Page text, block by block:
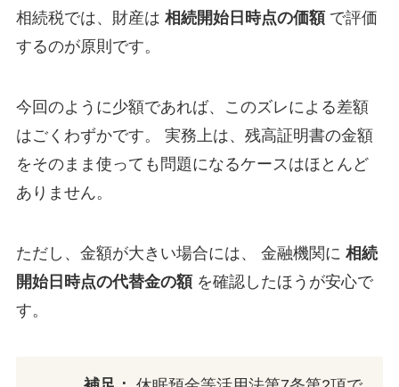
相続税では、財産は 相続開始日時点の価額で評価
するのが原則です。
今回のように少額であれば、このズレによる差額
はごくわずかです。 実務上は、残高証明書の金額
をそのまま使っても問題になるケースはほとんど
ありません。
ただし、金額が大きい場合には、 金融機関に 相続
開始日時点の代替金の額を確認したほうが安心で
す。